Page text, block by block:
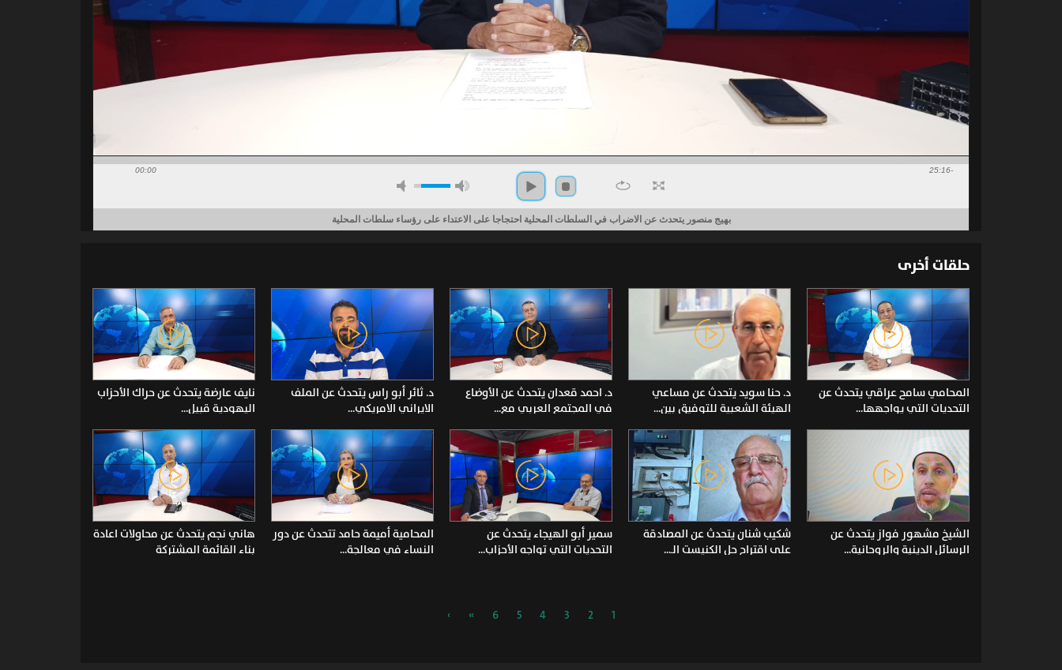
00:00 -25:16
بهيج منصور يتحدث عن الاضراب في السلطات المحلية احتجاجا على الاعتداء على رؤساء سلطات المحلية
حلقات أخرى
المحامي سامح عراقي يتحدث عن
التحديات التي يواجهها...
د. حنا سويد يتحدث عن مساعي
الهيئة الشعبية للتوفيق بين...
د. احمد قعدان يتحدث عن الأوضاع
في المجتمع العربي مع...
د. ثائر أبو راس يتحدث عن الملف
الايراني الامريكي...
نايف عارضة يتحدث عن حراك الأحزاب
اليهودية قبيل...
الشيخ مشهور فواز يتحدث عن
الرسائل الدينية والروحانية...
شكيب شنان يتحدث عن المصادقة
على اقتراح حل الكنيست الـ...
سمير أبو الهيجاء يتحدث عن
التحديات التي تواجه الأحزاب...
المحامية أميمة حامد تتحدث عن دور
النساء في معالجة...
هاني نجم يتحدث عن محاولات اعادة
بناء القائمة المشتركة
1
2
3
4
5
6
»
›